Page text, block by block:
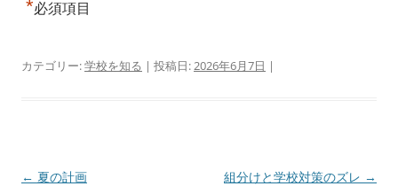
*必須項目
カテゴリー:学校を知る | 投稿日:2026年6月7日 |
投
← 夏の計画 組分けと学校対策のズレ →